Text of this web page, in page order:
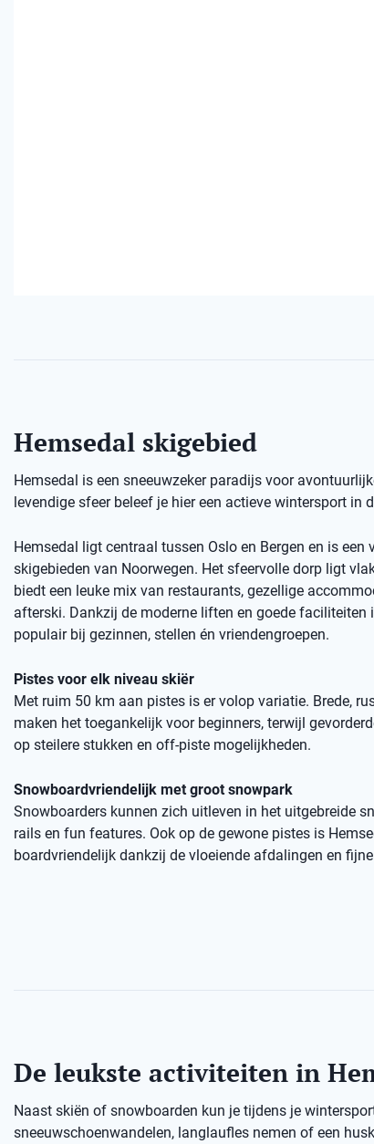
Hemsedal skigebied
Hemsedal is een sneeuwzeker paradijs voor
levendige sfeer beleef je hier een actieve wintersport in
Hemsedal ligt centraal tussen Oslo en Bergen en is een
skigebieden van Noorwegen. Het sfeervolle dorp ligt
biedt een leuke mix van restaurants, gezellige
afterski. Dankzij de moderne liften en goede faciliteiten
populair bij gezinnen, stellen én vriendengroepen.
Pistes voor elk niveau skiër
Met ruim 50 km aan pistes is er volop variatie. Brede,
maken het toegankelijk voor beginners, terwijl
op steilere stukken en off-piste mogelijkheden.
Snowboardvriendelijk met groot snowpark
Snowboarders kunnen zich uitleven in het uitgebreide
rails en fun features. Ook op de gewone pistes is
boardvriendelijk dankzij de vloeiende afdalingen en
De leukste activiteiten in
Naast skiën of snowboarden kun je tijdens je
sneeuwschoenwandelen, langlaufles nemen of een